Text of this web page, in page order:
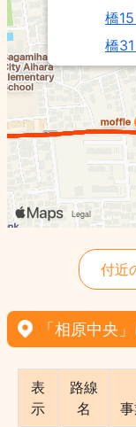
橋
橋
橋
橋
橋
橋
橋
橋
橋
橋
橋
橋01 - 神
付近
「相原中央
表
示
路線
名